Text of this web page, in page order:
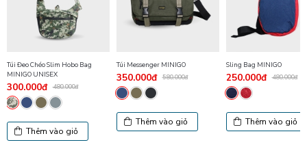
Túi Đeo Chéo Slim Hobo Bag
MINIGO UNISEX
300.000đ 480.000đ
Thêm vào giỏ
Túi Messenger MINIGO
350.000đ 580.000đ
Thêm vào giỏ
Sling Bag MINIGO
250.000đ 480.000đ
Thêm vào giỏ